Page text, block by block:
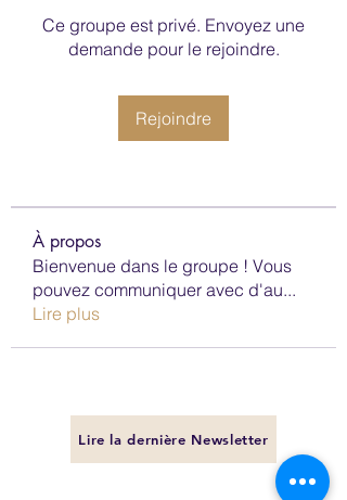
Ce groupe est privé. Envoyez une
demande pour le rejoindre.
Rejoindre
À propos
Bienvenue dans le groupe ! Vous
pouvez communiquer avec d'au...
Lire plus
Lire la dernière Newsletter